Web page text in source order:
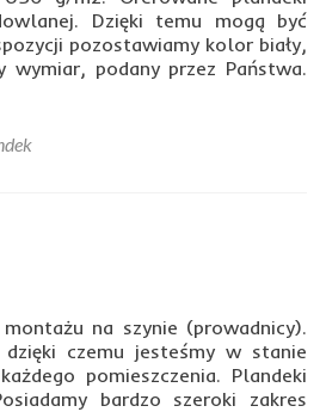
Dzięki temu mogą być
pozostawiamy kolor biały,
wymiar, podany przez Państwa.
na szynie (prowadnicy).
czemu jesteśmy w stanie
pomieszczenia. Plandeki
bardzo szeroki zakres